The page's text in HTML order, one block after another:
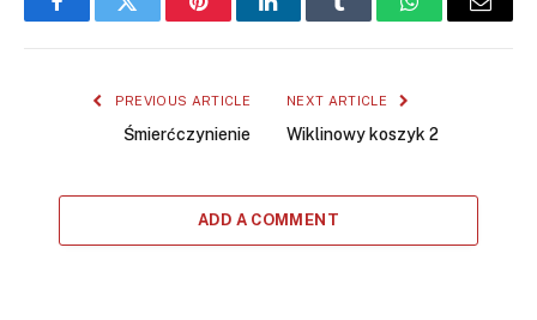
FacebookTwitter PinterestLinkedInTumblr WhatsAppEmail
PREVIOUS ARTICLE
Śmierćczynienie
NEXT ARTICLE
Wiklinowy koszyk 2
ADD A COMMENT